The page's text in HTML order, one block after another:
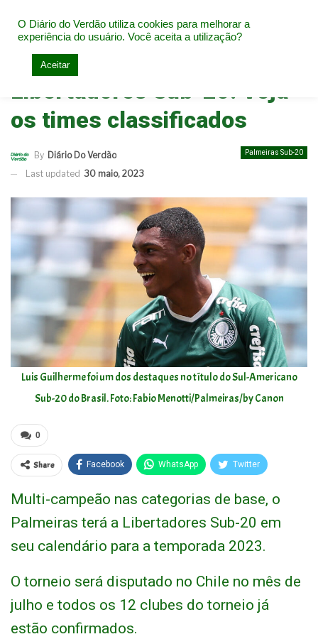
Home Base do Palmeiras
Libertadores Sub-20: Veja
os times classificados
Palmeiras Sub-20
By Diário Do Verdão
Last updated 30 maio, 2023
Luis Guilherme foi um dos destaques no título do Sul-Americano
Sub-20 do Brasil. Foto: Fabio Menotti/Palmeiras/by Canon
0
Share Facebook WhatsApp Twitter
Multi-campeão nas categorias de base, o
Palmeiras terá a Libertadores Sub-20 em
seu calendário para a temporada 2023.
O torneio será disputado no Chile no mês de
julho e todos os 12 clubes do torneio já
estão confirmados.
O Diário do Verdão utiliza cookies para melhorar a
experiência do usuário. Você aceita a utilização?
Aceitar